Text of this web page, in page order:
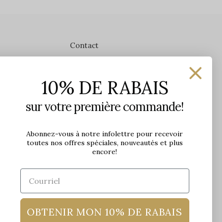
Contact
1650 avenue Jules-Verne, Local 103
G2G 2R1, Québec, Canada
Lundi: 9h - 17h
Mardi: 9h - 17h
Mercredi: 9h - 18h
Jeudi: 9h - 21h
Samedi: 9h à 17h
10% DE RABAIS
sur votre première commande!
Abonnez-vous à notre infolettre pour recevoir
toutes nos offres spéciales, nouveautés et plus
encore!
OBTENIR MON 10% DE RABAIS